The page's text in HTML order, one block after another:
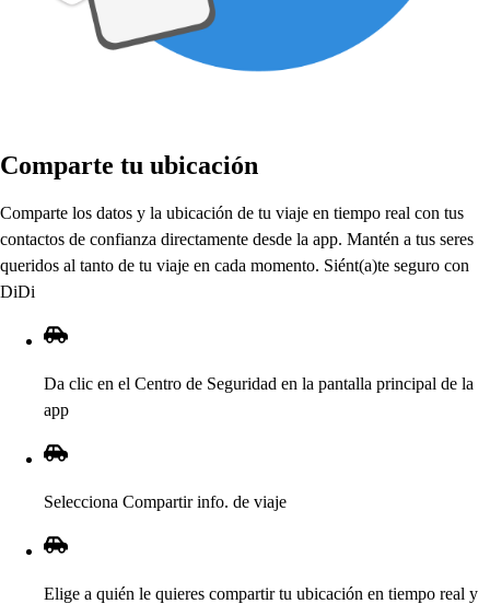
Comparte tu ubicación
Comparte los datos y la ubicación de tu viaje en tiempo real con tus
contactos de confianza directamente desde la app. Mantén a tus seres
queridos al tanto de tu viaje en cada momento. Siént(a)te seguro con
DiDi
Da clic en el Centro de Seguridad en la pantalla principal de la
app
Selecciona Compartir info. de viaje
Elige a quién le quieres compartirtu ubicación en tiempo real y